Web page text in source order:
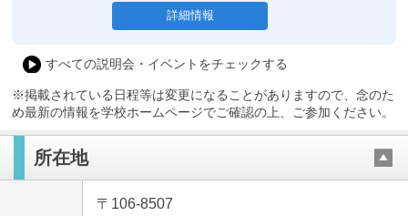
詳細情報
すべての説明会・イベントをチェックする
※掲載されている日程等は変更になることがありますので、念のた
め最新の情報を学校ホームページでご確認の上、ご参加ください。
所在地
〒106-8507